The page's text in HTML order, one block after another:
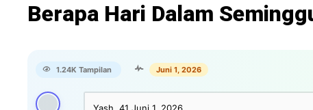
Berapa Hari Dalam
1.24K Tampilan Juni 1, 2026
Yash, 41 Juni 1, 2026